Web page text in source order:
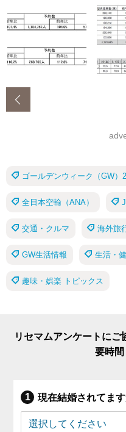
ゴールデンウィーク（GW）
全日本空輸（ANA）
交通・クルマ 海外旅
GW生活情報 生活・
趣味・娯楽 トピックス
リセマムアンケートに
要時間
現在結婚されてます